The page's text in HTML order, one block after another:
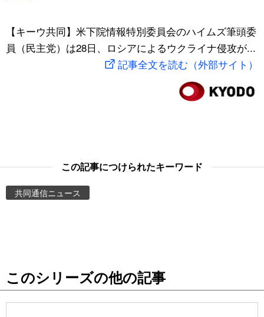
文化
動画/Live
お知らせ
スポーツ・東京2020
【キーウ共同】米下院情報特別委員会のハイムズ筆頭委
員（民主党）は28日、ロシアによるウクライナ侵攻が...
記事全文を読む（外部サイト）
この記事につけられたキーワード
共同通信ニュース
このシリーズの他の記事